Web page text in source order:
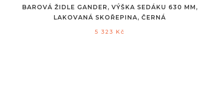
BAROVÁ ŽIDLE GANDER, VÝŠKA SEDÁKU 630 MM,
LAKOVANÁ SKOŘEPINA, ČERNÁ
5 323 Kč